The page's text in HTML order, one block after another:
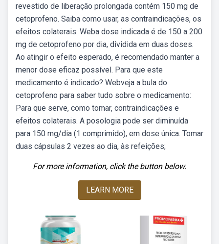
revestido de liberação prolongada contém 150 mg de
cetoprofeno. Saiba como usar, as contraindicações, os
efeitos colaterais. Weba dose indicada é de 150 a 200
mg de cetoprofeno por dia, dividida em duas doses.
Ao atingir o efeito esperado, é recomendado manter a
menor dose eficaz possível. Para que este
medicamento é indicado? Webveja a bula do
cetoprofeno para saber tudo sobre o medicamento:
Para que serve, como tomar, contraindicações e
efeitos colaterais. A posologia pode ser diminuída
para 150 mg/dia (1 comprimido), em dose única. Tomar
duas cápsulas 2 vezes ao dia, às refeições;
For more information, click the button below.
LEARN MORE